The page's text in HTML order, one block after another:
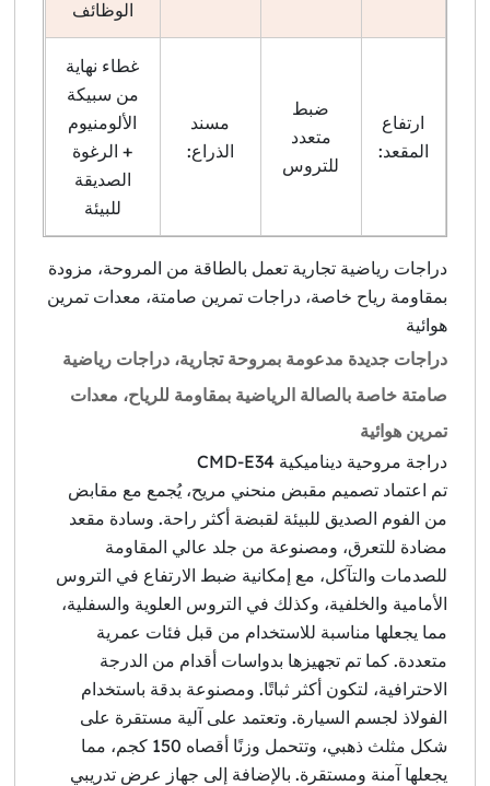
الوظائف
ارتفاع
المقعد:
ضبط
متعدد
للتروس
مسند
الذراع:
غطاء نهاية
من سبيكة
الألومنيوم
+ الرغوة
الصديقة
للبيئة
دراجات رياضية تجارية تعمل بالطاقة من المروحة، مزودة
بمقاومة رياح خاصة، دراجات تمرين صامتة، معدات تمرين
هوائية
دراجات جديدة مدعومة بمروحة تجارية، دراجات رياضية
صامتة خاصة بالصالة الرياضية بمقاومة للرياح، معدات
تمرين هوائية
دراجة مروحية ديناميكية CMD-E34
تم اعتماد تصميم مقبض منحني مريح، يُجمع مع مقابض
من الفوم الصديق للبيئة لقبضة أكثر راحة. وسادة مقعد
مضادة للتعرق، ومصنوعة من جلد عالي المقاومة
للصدمات والتآكل، مع إمكانية ضبط الارتفاع في التروس
الأمامية والخلفية، وكذلك في التروس العلوية والسفلية،
مما يجعلها مناسبة للاستخدام من قبل فئات عمرية
متعددة. كما تم تجهيزها بدواسات أقدام من الدرجة
الاحترافية، لتكون أكثر ثباتًا. ومصنوعة بدقة باستخدام
الفولاذ لجسم السيارة. وتعتمد على آلية مستقرة على
شكل مثلث ذهبي، وتتحمل وزنًا أقصاه 150 كجم، مما
يجعلها آمنة ومستقرة. بالإضافة إلى جهاز عرض تدريبي